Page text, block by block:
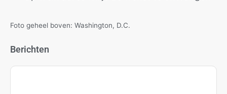
Foto geheel boven: Washington, D.C.
Berichten